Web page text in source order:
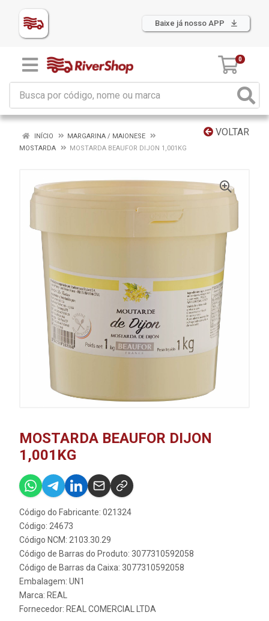
Baixe já nosso APP
0
VOLTAR
INÍCIO
MARGARINA / MAIONESE
MOSTARDA
MOSTARDA BEAUFOR DIJON 1,001KG
MOSTARDA BEAUFOR DIJON
1,001KG
Código do Fabricante: 021324
Código: 24673
Código NCM: 2103.30.29
Código de Barras do Produto: 3077310592058
Código de Barras da Caixa: 3077310592058
Embalagem: UN1
Marca: REAL
Fornecedor: REAL COMERCIAL LTDA